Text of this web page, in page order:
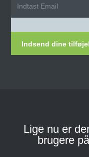
Indsend dine
Lige nu er
brugere